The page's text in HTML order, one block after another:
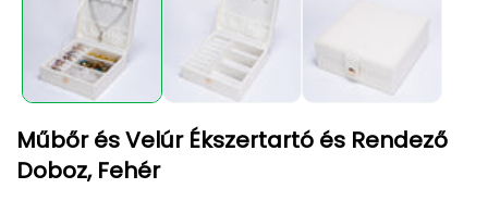
párbeszédpanelen
Műbőr és Velúr Ékszertartó és Rendező
Doboz, Fehér